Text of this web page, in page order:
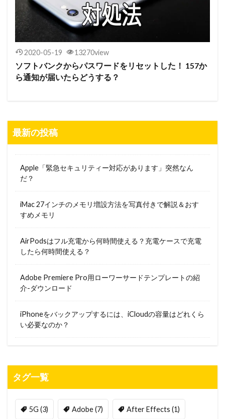
2020-05-19 13270view
ソフトバンクからパスワードをリセットした！ 157か
ら通知が届いたらどうする？
最新の投稿
Apple「緊急セキュリティー対応があります」突然なん
だ？
iMac 27インチのメモリ増設方法を写真付きで解説＆おす
すめメモリ
AirPodsはフル充電から何時間使える？充電ケースで充電
したら何時間使える？
Adobe Premiere Pro用ローワーサードテンプレートの紹
介-ダウンロード
iPhoneをバックアップするには、iCloudの容量はどれくら
い必要なのか？
タグ一覧
5G (3) Adobe(7) After Effects (1)